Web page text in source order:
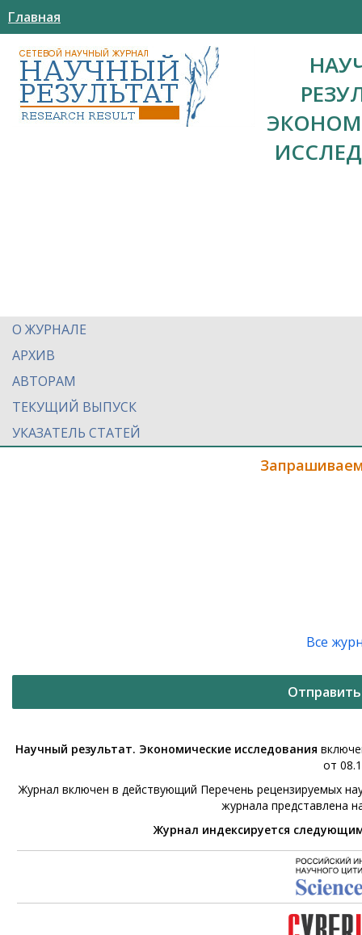
Главная
О ЖУРНАЛЕ
АРХИВ
АВТОРАМ
ТЕКУЩИЙ ВЫПУСК
УКАЗАТЕЛЬ СТАТЕЙ
Все
Научный результат. Экономические исследования
от
Журнал включен в действующий Перечень рецензируемых
журнала представлена
Журнал индексируется